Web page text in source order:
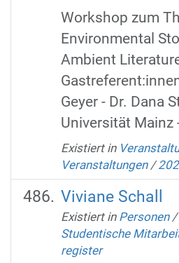
Workshop zum
Environmental
Ambient
Geyer - Dr. Dana
Universität Mainz
Existiert in
Veranstaltungen /
Viviane Schall
Existiert in Personen /
Studentische
register